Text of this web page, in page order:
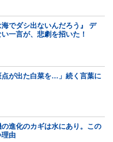
海でダシ出ないんだろう』 デ
一言が、悲劇を招いた！
点が出た白菜を…」続く言葉に
進化のカギは水にあり。この
理由